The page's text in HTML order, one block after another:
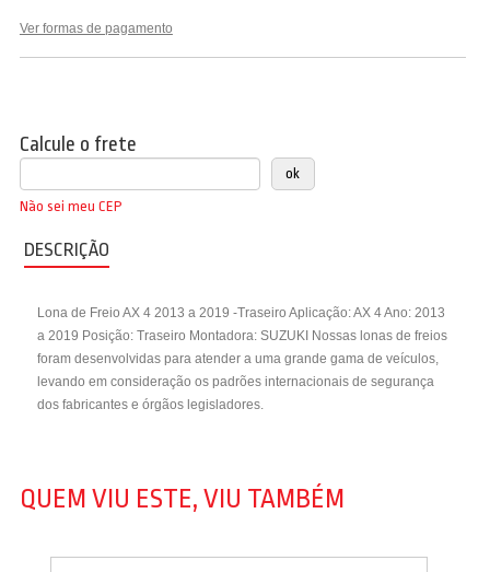
Ver formas de pagamento
Calcule o frete
Não sei meu CEP
DESCRIÇÃO
Lona de Freio AX 4 2013 a 2019 -Traseiro Aplicação: AX 4 Ano: 2013
a 2019 Posição: Traseiro Montadora: SUZUKI Nossas lonas de freios
foram desenvolvidas para atender a uma grande gama de veículos,
levando em consideração os padrões internacionais de segurança
dos fabricantes e órgãos legisladores.
QUEM VIU ESTE, VIU TAMBÉM